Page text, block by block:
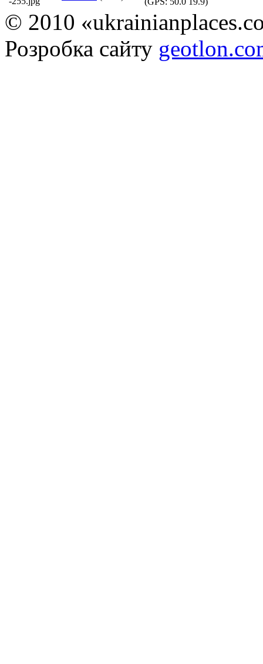
© 2010
Розробка сайту